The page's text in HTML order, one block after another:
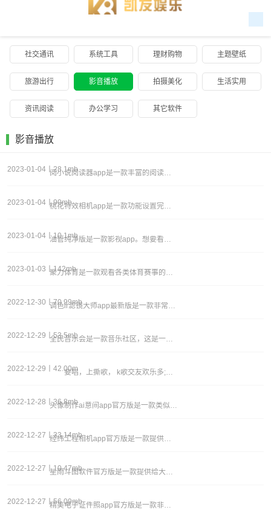
社交通讯 系统工具 理财购物 主题壁纸
旅游出行 影音播放 拍摄美化 生活实用
资讯阅读 办公学习 其它软件
影音播放
2023-01-04丨28.1mb 阅小说阅读器app是一款丰富的阅读主题软件，超多的小说阅读主题和百变的阅读版面为大家展示，打造丰富的画面风格。用户们在阅读的时候会遇到多种热门专题，点击就能快速的定位，还会展示人气度，看看你喜欢哪一种类型吧。为了让用户们更好的阅读，在进入的
2023-01-04丨90mb 桃花特效相机app是一款功能设置完善的拍照软件，提供多种滤镜特效，满足不同用户的需求，风格多变及时的对照片进行修复，操作十分的简单，轻松的进行拼图，一键即可轻松的生成，适合当下的用户。软件特色：1、汇集了多种素材，满足不同用户的需求，拍摄更
2023-01-04丨10.1mb 油管纯净版是一款影视app。想要看的内容完全可以自己搜索，输入关键词之后都可以找到，而且每一次搜索过的信息都会记录好，最多可以记录十条搜索过的信息。当下，丰富的影视资源能够满足大家的观看需求，超多类型带给大家更精彩的观影体验，还有非常实用的
2023-01-03丨142mb 聚力体育是一款观看各类体育赛事的必备手机应用。软件功能强大，集成足篮排、高网、乒羽等各类项目直播，能够带给广大用户最优质的观看体验。目前软件涵盖国家德比、马德里德比在内的380场西甲赛事高清无卡顿直播，除西甲之外还拥有cba、ufc、nfl
2022-12-30丨70.99mb 调色lr滤镜大师app最新版是一款非常好用的调色滤镜相机软件，可以通过平台进行不同的，威严滤镜调色相机拍照，带来各种不同的相机拍摄模式，可以选择自己喜欢的滤镜进行精美土图片拍摄，还能对手机的各种图片进行剪辑修图处理哦。软件功能：1、超级好用
2022-12-29丨53.5mb 全民音乐会是一款音乐社区，这是一款主打音乐分享的软件，这里有着火爆的音乐社交互动专区，供音乐人，爱好者们一起来社交，分享你喜欢的歌曲，发布你的创作作品，达人云集，等你来加入，更有听歌社区，超多好歌为你安利，轻松帮助你听歌，点击即可播放，独立
2022-12-29丨42.00m 要唱，上撕歌， k歌交友欢乐多;拼歌艺，拼歌艺，这样唱就不同了! 撕心裂肺的歌声-你身边会唱歌的高颜值小姐姐小弟弟连麦在这里唱 k歌，快来一起嗨唱! 抢麦，排位赛有多种玩法，拼手速，拼音准，想怎么玩就怎么玩!撕歌亮点： 抢唱一曲，
2022-12-28丨36.8mb 头像制作ai意间app官方版是一款类似于意间ai的绘画工具软件，提供给大家更多的绘画功能进行便捷的手机绘图体验，带来更多专属的图像绘画工具和素材可以让大家免费使用，直接导入更多的本地素材就能进行ai智能的绘图体验。软件功能：1、在线进行特色
2022-12-27丨33.14mb 经纬工程相机app官方版是一款提供给工程企业办公使用的相机软件，为出外景办公的用户提供相机拍照打卡，提供的水印相机不能修改时间作为打考勤的依据非常的实用，工程人士办公必备的一款上班打卡相机工具。软件功能：1、可以轻松一键定位显示时间位置的水
2022-12-27丨10.47mb 星雨斗图软件官方版是一款提供给大家众多的图片表情包资源软件，喜欢在线社交斗图的小伙伴们可以通过软件找到更多有意思的图片，一键下载精美图案分享给更多的人，带来的图片素材多元化非常的有意思，能够让大家进行各种精选表情包的互动使用。软件功能：1、
2022-12-27丨56.09mb 精美电子证件照app官方版是一款非常好用的证件照片制作软件，想要制作各种证件照的用户们可以通过软件进行不同尺寸的证件照片编辑制作，带来的海量标准尺寸照片模板应有尽有，随时都能打开软件进行照片的裁剪制作。软件功能：1、进行多种不同尺寸的证件照